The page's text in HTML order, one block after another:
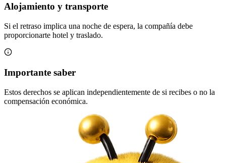
Alojamiento y transporte
Si el retraso implica una noche de espera, la compañía debe
proporcionarte hotel y traslado.
Importante saber
Estos derechos se aplican independientemente de si recibes o no la
compensación económica.